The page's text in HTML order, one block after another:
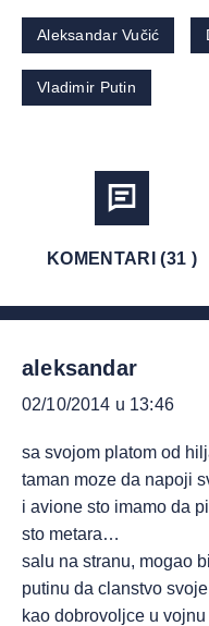
Aleksandar Vučić
Vladimir Putin
KOMENTARI (31 )
aleksandar
02/10/2014 u 13:46
sa svojom platom od
taman moze da napoji
i avione sto imamo da
sto metara…
salu na stranu, mogao
putinu da clanstvo
kao dobrovoljce u